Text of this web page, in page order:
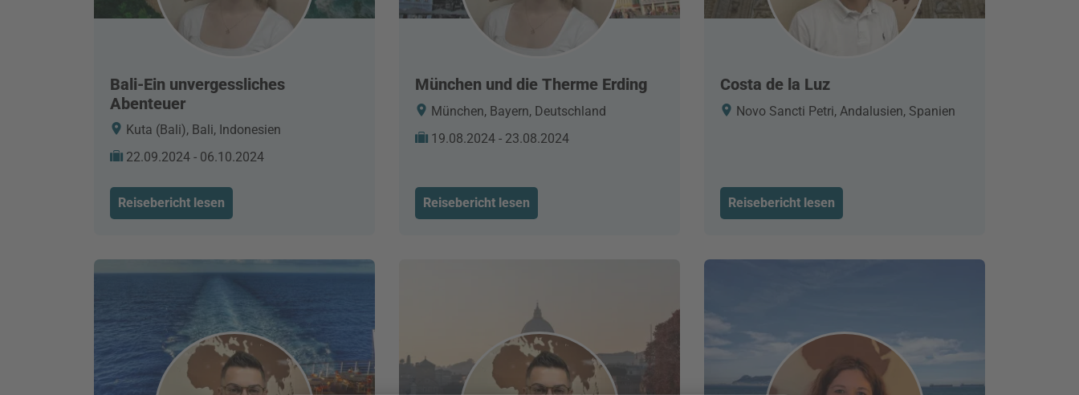
Bali-Ein unvergessliches
Abenteuer
Kuta (Bali), Bali, Indonesien
22.09.2024 - 06.10.2024
Reisebericht lesen
München und die Therme Erding
München, Bayern, Deutschland
19.08.2024 - 23.08.2024
Reisebericht lesen
Costa de la Luz
Novo Sancti Petri, Andalusien, Spanien
Reisebericht lesen